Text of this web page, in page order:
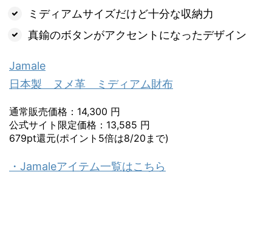
ミディアムサイズだけど十分な収納力
真鍮のボタンがアクセントになったデザイン
Jamale
日本製 ヌメ革 ミディアム財布
通常販売価格：14,300 円
公式サイト限定価格：13,585 円
679pt還元(ポイント5倍は8/20まで)
・Jamaleアイテム一覧はこちら